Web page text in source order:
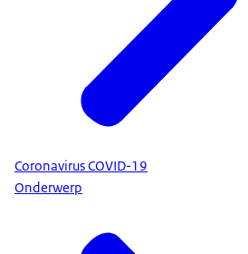
Coronavirus COVID-19
Onderwerp